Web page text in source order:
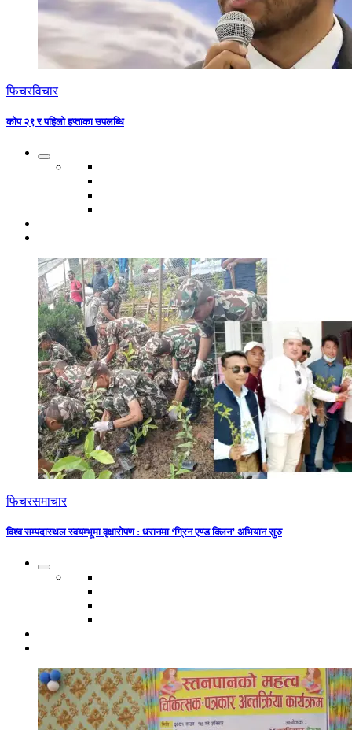
फिचरविचार
कोप २९ र पहिलो हप्ताका उपलब्धि
फिचरसमाचार
विश्व सम्पदास्थल स्वयम्भूमा वृक्षारोपण : धरानमा ‘ग्रिन एण्ड क्लिन’ अभियान सुरु